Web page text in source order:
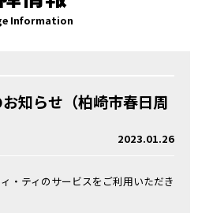
Information
お知らせ（柏崎市春日周
2023.01.26
・ティのサービスをご利用いただき